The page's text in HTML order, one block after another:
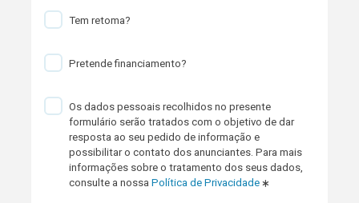
Tem retoma?
Pretende financiamento?
Os dados pessoais recolhidos no presente
formulário serão tratados com o objetivo de dar
resposta ao seu pedido de informação e
possibilitar o contato dos anunciantes. Para mais
informações sobre o tratamento dos seus dados,
consulte a nossaPolítica de Privacidade